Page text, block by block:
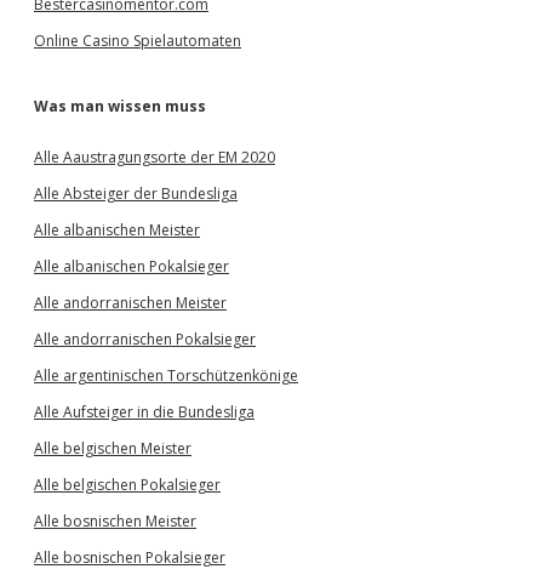
Bestercasinomentor.com
Online Casino Spielautomaten
Was man wissen muss
Alle Aaustragungsorte der EM 2020
Alle Absteiger der Bundesliga
Alle albanischen Meister
Alle albanischen Pokalsieger
Alle andorranischen Meister
Alle andorranischen Pokalsieger
Alle argentinischen Torschützenkönige
Alle Aufsteiger in die Bundesliga
Alle belgischen Meister
Alle belgischen Pokalsieger
Alle bosnischen Meister
Alle bosnischen Pokalsieger